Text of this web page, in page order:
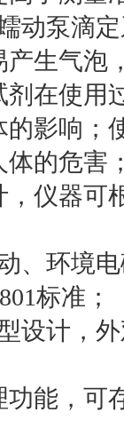
动泵滴
生气泡
在使用
影响；
体的危害
仪器可
、环境
标准；
设计，
能，可